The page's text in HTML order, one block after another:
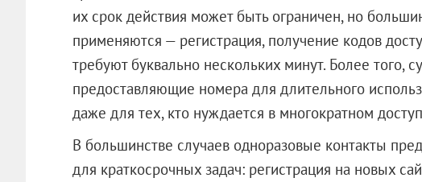
их срок действия может быть ограничен, но
применяются — регистрация, получение кодов
требуют буквально нескольких минут. Более того,
предоставляющие номера для длительного
даже для тех, кто нуждается в многократном
В большинстве случаев одноразовые контакты
для краткосрочных задач: регистрация на новых